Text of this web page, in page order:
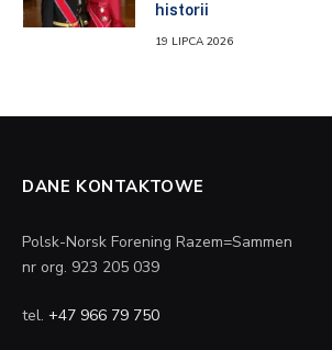
historii
19 LIPCA 2026
DANE KONTAKTOWE
Polsk-Norsk Forening Razem=Sammen
nr org. 923 205 039
tel. +47 966 79 750